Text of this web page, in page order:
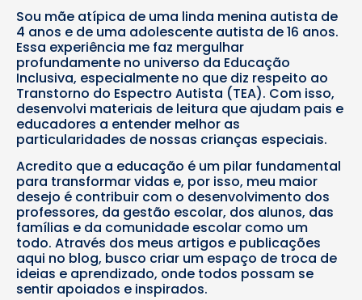
Sou mãe atípica de uma linda menina autista de
4 anos e de uma adolescente autista de 16 anos.
Essa experiência me faz mergulhar
profundamente no universo da Educação
Inclusiva, especialmente no que diz respeito ao
Transtorno do Espectro Autista (TEA). Com isso,
desenvolvi materiais de leitura que ajudam pais e
educadores a entender melhor as
particularidades de nossas crianças especiais.
Acredito que a educação é um pilar fundamental
para transformar vidas e, por isso, meu maior
desejo é contribuir com o desenvolvimento dos
professores, da gestão escolar, dos alunos, das
famílias e da comunidade escolar como um
todo. Através dos meus artigos e publicações
aqui no blog, busco criar um espaço de troca de
ideias e aprendizado, onde todos possam se
sentir apoiados e inspirados.